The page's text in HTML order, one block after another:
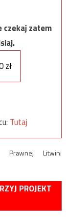
czekaj zatem
zł
Tutaj
Prawnej Litwin:
PROJEKT